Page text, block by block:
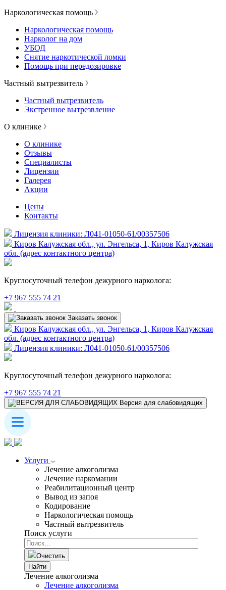
Наркологическая помощь
Наркологическая помощь
Нарколог на дом
УБОД
Снятие наркотической ломки
Помощь при передозировке
Частный вытрезвитель
Частный вытрезвитель
Экстренное вытрезвление
О клинике
О клинике
Отзывы
Специалисты
Лицензии
Галерея
Акции
Цены
Контакты
Лицензия клиники: Л041-01050-61/00357506
Киров Калужская обл., ул. Энгельса, 1, Киров Калужская
обл. (адрес контактного центра)
Круглосуточный телефон дежурного нарколога:
+7 967 555 74 21
Заказать звонок
Киров Калужская обл., ул. Энгельса, 1, Киров Калужская
обл. (адрес контактного центра)
Лицензия клиники: Л041-01050-61/00357506
Круглосуточный телефон дежурного нарколога:
+7 967 555 74 21
Версия для слабовидящих
Услуги
Лечение алкоголизма
Лечение наркомании
Реабилитационный центр
Вывод из запоя
Кодирование
Наркологическая помощь
Частный вытрезвитель
Поиск услуги
Очистить
Найти
Лечение алкоголизма
Лечение алкоголизма